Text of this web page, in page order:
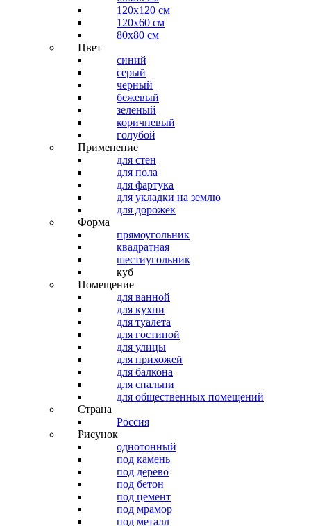
120x120 см
120x60 см
80x80 см
Цвет
синий
серый
черный
бежевый
зеленый
коричневый
голубой
Применение
для стен
для пола
для фартука
для укладки на землю
для дорожек
Форма
прямоугольник
квадратная
шестиугольник
куб
Помещение
для ванной
для кухни
для туалета
для гостиной
для улицы
для прихожей
для балкона
для спальни
для общественных помещений
Страна
Россия
Рисунок
однотонный
под камень
под дерево
под бетон
под цемент
под мрамор
под металл